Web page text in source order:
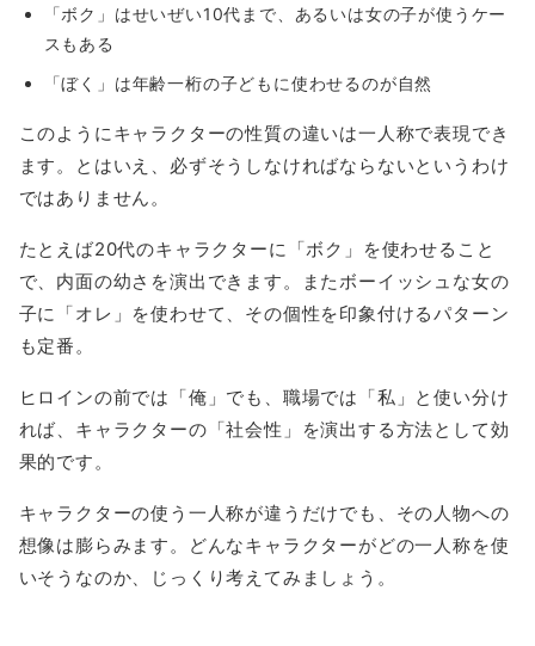
「ボク」はせいぜい10代まで、あるいは女の子が使うケー
スもある
「ぼく」は年齢一桁の子どもに使わせるのが自然
このようにキャラクターの性質の違いは一人称で表現でき
ます。とはいえ、必ずそうしなければならないというわけ
ではありません。
たとえば20代のキャラクターに「ボク」を使わせること
で、内面の幼さを演出できます。またボーイッシュな女の
子に「オレ」を使わせて、その個性を印象付けるパターン
も定番。
ヒロインの前では「俺」でも、職場では「私」と使い分け
れば、キャラクターの「社会性」を演出する方法として効
果的です。
キャラクターの使う一人称が違うだけでも、その人物への
想像は膨らみます。どんなキャラクターがどの一人称を使
いそうなのか、じっくり考えてみましょう。